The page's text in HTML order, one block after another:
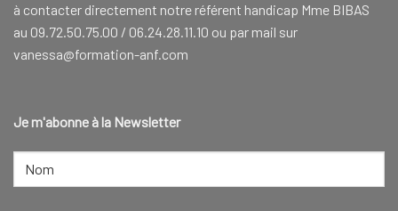
à contacter directement notre référent handicap Mme BIBAS
au 09.72.50.75.00 / 06.24.28.11.10 ou par mail sur
vanessa@formation-anf.com
Je m'abonne à la Newsletter
NOM